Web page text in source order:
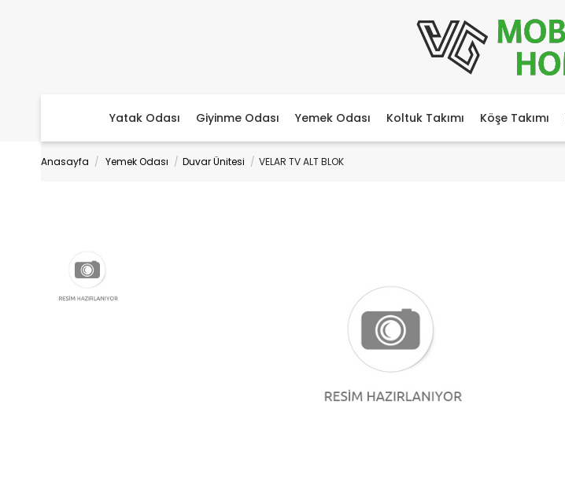
Yatak Odası Giyinme Odası Yemek Odası Koltuk Takımı Köşe Takımı
Anasayfa Yemek Odası Duvar Ünitesi VELAR TV ALT BLOK